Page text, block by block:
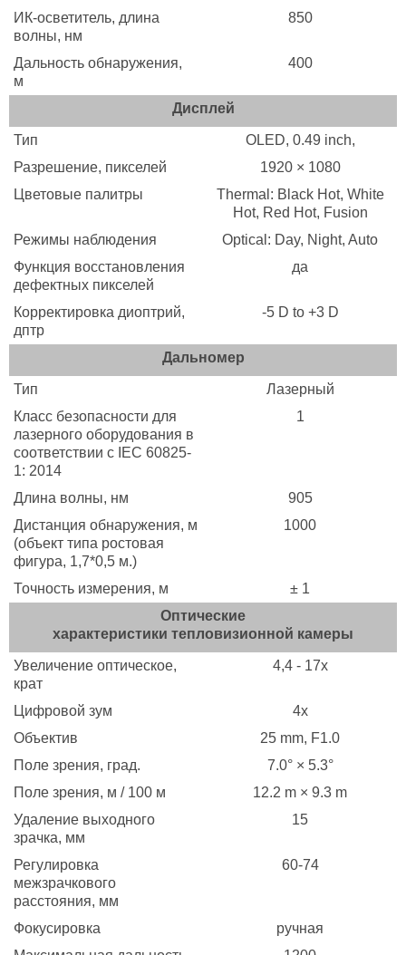
ИК-осветитель, длина
волны, нм
850
Дальность обнаружения,
м
400
Дисплей
Тип
OLED, 0.49 inch,
Разрешение, пикселей
1920 × 1080
Цветовые палитры
Thermal: Black Hot, White
Hot, Red Hot, Fusion
Режимы наблюдения
Optical: Day, Night, Auto
Функция восстановления
дефектных пикселей
да
Корректировка диоптрий,
дптр
-5 D to +3 D
Дальномер
Тип
Лазерный
Класс безопасности для
лазерного оборудования в
соответствии с IEC 60825-
1: 2014
1
Длина волны, нм
905
Дистанция обнаружения, м
(объект типа ростовая
фигура, 1,7*0,5 м.)
1000
Точность измерения, м
± 1
Оптические
характеристики тепловизионной камеры
Увеличение оптическое,
крат
4,4 - 17х
Цифровой зум
4х
Объектив
25 mm, F1.0
Поле зрения, град.
7.0° × 5.3°
Поле зрения, м / 100 м
12.2 m × 9.3 m
Удаление выходного
зрачка, мм
15
Регулировка
межзрачкового
расстояния, мм
60-74
Фокусировка
ручная